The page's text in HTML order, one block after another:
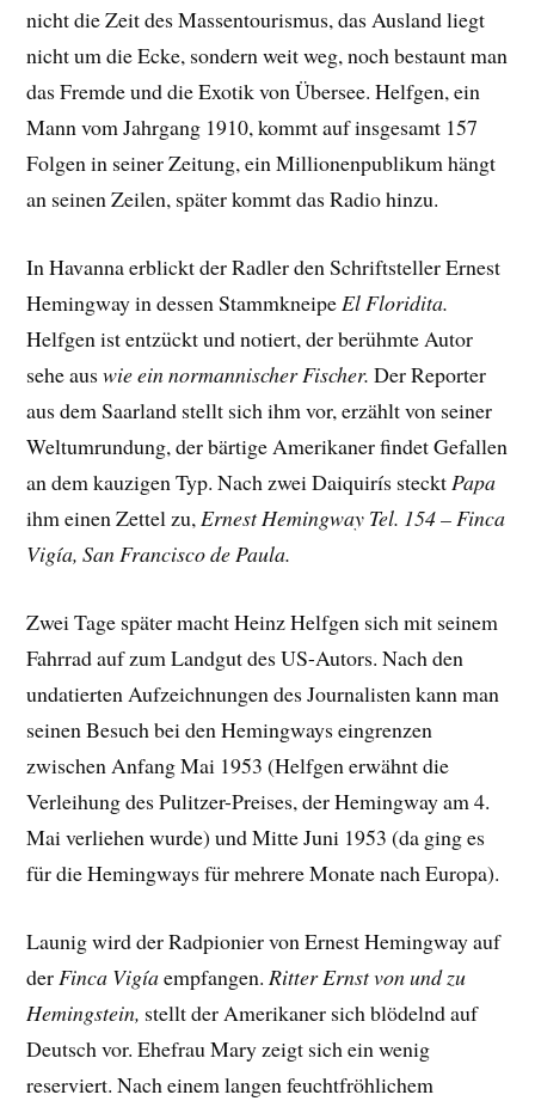
nicht die Zeit des Massentourismus, das Ausland liegt
nicht um die Ecke, sondern weit weg, noch bestaunt man
das Fremde und die Exotik von Übersee. Helfgen, ein
Mann vom Jahrgang 1910, kommt auf insgesamt 157
Folgen in seiner Zeitung, ein Millionenpublikum hängt
an seinen Zeilen, später kommt das Radio hinzu.
In Havanna erblickt der Radler den Schriftsteller Ernest
Hemingway in dessen StammkneipeEl Floridita.
Helfgen ist entzückt und notiert, der berühmte Autor
sehe auswie ein normannischer Fischer. Der Reporter
aus dem Saarland stellt sich ihm vor, erzählt von seiner
Weltumrundung, der bärtige Amerikaner findet Gefallen
an dem kauzigen Typ. Nach zwei Daiquirís stecktPapa
ihm einen Zettel zu,Ernest Hemingway Tel. 154 – Finca
Vigía, San Francisco de Paula.
Zwei Tage später macht Heinz Helfgen sich mit seinem
Fahrrad auf zum Landgut des US-Autors. Nach den
undatierten Aufzeichnungen des Journalisten kann man
seinen Besuch bei den Hemingways eingrenzen
zwischen Anfang Mai 1953 (Helfgen erwähnt die
Verleihung des Pulitzer-Preises, der Hemingway am 4.
Mai verliehen wurde) und Mitte Juni 1953 (da ging es
für die Hemingways für mehrere Monate nach Europa).
Launig wird der Radpionier von Ernest Hemingway auf
der Finca Vigíaempfangen. Ritter Ernst von und zu
Hemingstein, stellt der Amerikaner sich blödelnd auf
Deutsch vor. Ehefrau Mary zeigt sich ein wenig
reserviert. Nach einem langen feuchtfröhlichem